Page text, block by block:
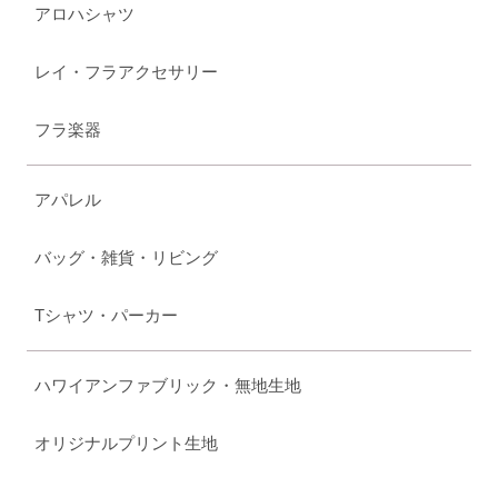
アロハシャツ
レイ・フラアクセサリー
フラ楽器
アパレル
バッグ・雑貨・リビング
Tシャツ・パーカー
ハワイアンファブリック・無地生地
オリジナルプリント生地